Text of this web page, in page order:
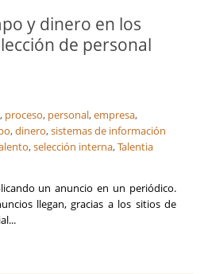
y dinero en los
de personal
, proceso, personal,empresa,
,dinero,sistemas de información
,selección interna,Talentia
un anuncio en un periódico.
llegan, gracias a los sitios de